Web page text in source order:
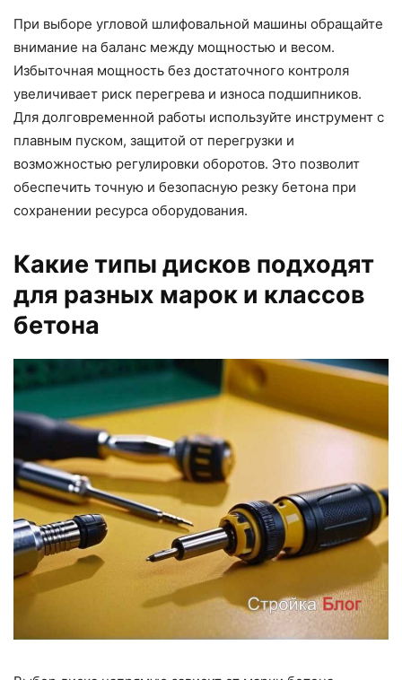
При выборе угловой шлифовальной машины обращайте
внимание на баланс между мощностью и весом.
Избыточная мощность без достаточного контроля
увеличивает риск перегрева и износа подшипников.
Для долговременной работы используйте инструмент с
плавным пуском, защитой от перегрузки и
возможностью регулировки оборотов. Это позволит
обеспечить точную и безопасную резку бетона при
сохранении ресурса оборудования.
Какие типы дисков подходят
для разных марок и классов
бетона